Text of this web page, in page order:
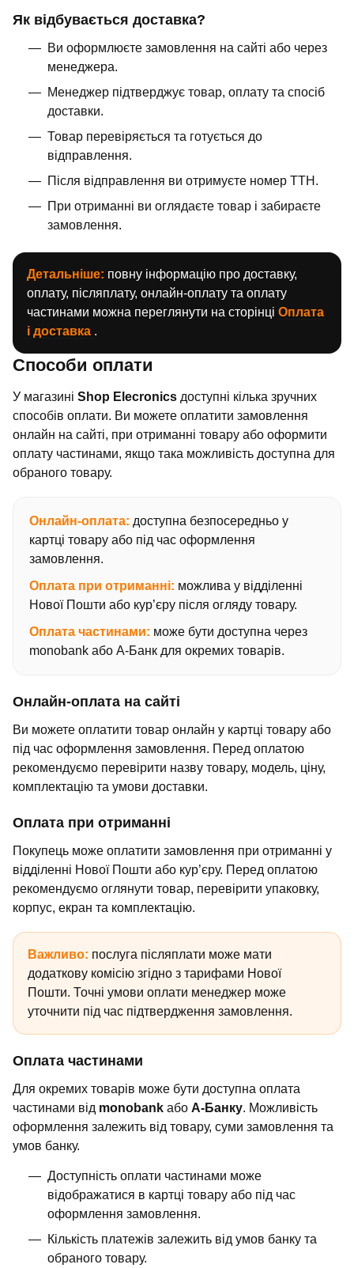
Як відбувається доставка?
Ви оформлюєте замовлення на сайті або через
менеджера.
Менеджер підтверджує товар, оплату та спосіб
доставки.
Товар перевіряється та готується до
відправлення.
Після відправлення ви отримуєте номер ТТН.
При отриманні ви оглядаєте товар і забираєте
замовлення.
Детальніше: повну інформацію про доставку,
оплату, післяплату, онлайн-оплату та оплату
частинами можна переглянути на сторінці Оплата
і доставка .
Способи оплати
У магазині Shop Elecronics доступні кілька зручних
способів оплати. Ви можете оплатити замовлення
онлайн на сайті, при отриманні товару або оформити
оплату частинами, якщо така можливість доступна для
обраного товару.
Онлайн-оплата: доступна безпосередньо у
картці товару або під час оформлення
замовлення.
Оплата при отриманні: можлива у відділенні
Нової Пошти або кур’єру після огляду товару.
Оплата частинами: може бути доступна через
monobank або А-Банк для окремих товарів.
Онлайн-оплата на сайті
Ви можете оплатити товар онлайн у картці товару або
під час оформлення замовлення. Перед оплатою
рекомендуємо перевірити назву товару, модель, ціну,
комплектацію та умови доставки.
Оплата при отриманні
Покупець може оплатити замовлення при отриманні у
відділенні Нової Пошти або кур’єру. Перед оплатою
рекомендуємо оглянути товар, перевірити упаковку,
корпус, екран та комплектацію.
Важливо: послуга післяплати може мати
додаткову комісію згідно з тарифами Нової
Пошти. Точні умови оплати менеджер може
уточнити під час підтвердження замовлення.
Оплата частинами
Для окремих товарів може бути доступна оплата
частинами від monobank або А-Банку. Можливість
оформлення залежить від товару, суми замовлення та
умов банку.
Доступність оплати частинами може
відображатися в картці товару або під час
оформлення замовлення.
Кількість платежів залежить від умов банку та
обраного товару.